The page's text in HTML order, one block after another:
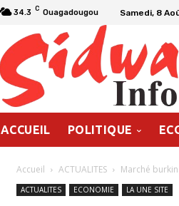
34.3 C Ouagadougou Samedi, 8
ACCUEIL POLITIQUE
Accueil ACTUALITES Marché
ACTUALITES ECONOMIE LA UNE SITE